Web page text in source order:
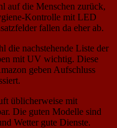
auf die Menschen zurück,
Kontrolle mit LED
fallen da eher ab.
die nachstehende Liste der
mit UV wichtig. Diese
geben Aufschluss
üblicherweise mit
Die guten Modelle sind
Wetter gute Dienste.